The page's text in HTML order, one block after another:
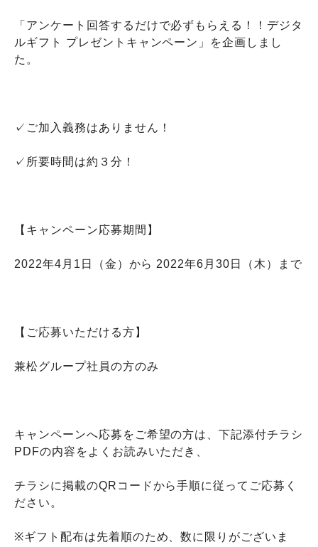
「アンケート回答するだけで必ずもらえる！！デジタ
ルギフト プレゼントキャンペーン」を企画しまし
た。
✓ご加入義務はありません！
✓所要時間は約３分！
【キャンペーン応募期間】
2022年4月1日（金）から 2022年6月30日（木）まで
【ご応募いただける方】
兼松グループ社員の方のみ
キャンペーンへ応募をご希望の方は、下記添付チラシ
PDFの内容をよくお読みいただき、
チラシに掲載のQRコードから手順に従ってご応募く
ださい。
※ギフト配布は先着順のため、数に限りがございま